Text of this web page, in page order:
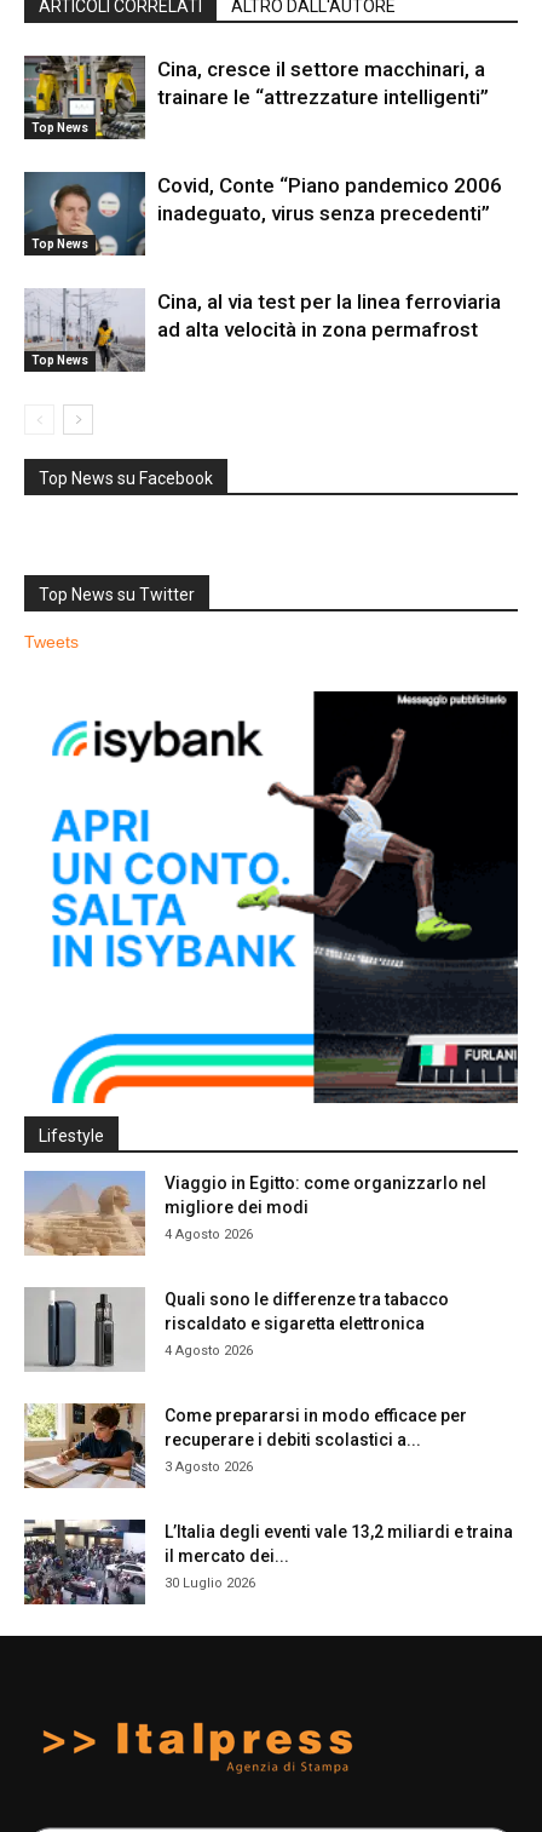
ARTICOLI CORRELATI ALTRO DALL'AUTORE
Top News
Cina, cresce il settore macchinari, a
trainare le “attrezzature intelligenti”
Top News
Covid, Conte “Piano pandemico 2006
inadeguato, virus senza precedenti”
Top News
Cina, al via test per la linea ferroviaria
ad alta velocità in zona permafrost
Top News su Facebook
Top News su Twitter
Tweets
Lifestyle
Viaggio in Egitto: come organizzarlo nel
migliore dei modi
4 Agosto 2026
Quali sono le differenze tra tabacco
riscaldato e sigaretta elettronica
4 Agosto 2026
Come prepararsi in modo efficace per
recuperare i debiti scolastici a...
3 Agosto 2026
L’Italia degli eventi vale 13,2 miliardi e traina
il mercato dei...
30 Luglio 2026